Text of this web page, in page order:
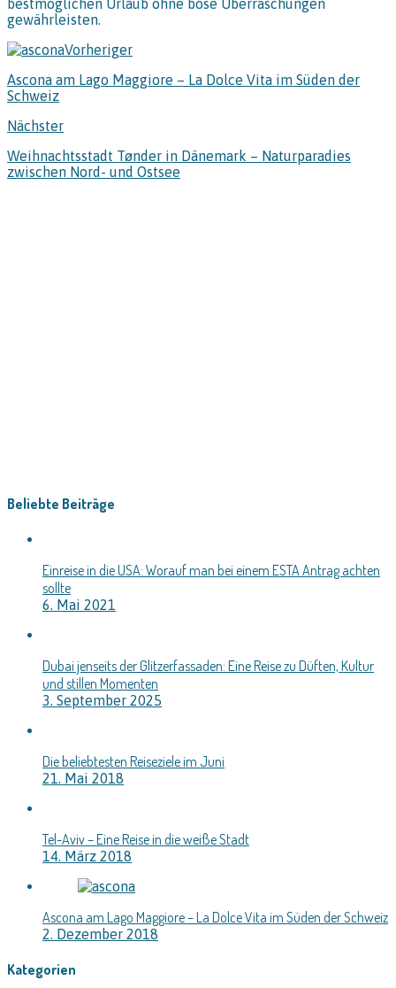
bestmöglichen Urlaub ohne böse Überraschungen
gewährleisten.
Vorheriger
Ascona am Lago Maggiore – La Dolce Vita im Süden der
Schweiz
Nächster
Weihnachtsstadt Tønder in Dänemark – Naturparadies
zwischen Nord- und Ostsee
Beliebte Beiträge
Einreise in die USA: Worauf man bei einem ESTA Antrag achten
sollte
6. Mai 2021
Dubai jenseits der Glitzerfassaden: Eine Reise zu Düften, Kultur
und stillen Momenten
3. September 2025
Die beliebtesten Reiseziele im Juni
21. Mai 2018
Tel-Aviv – Eine Reise in die weiße Stadt
14. März 2018
Ascona am Lago Maggiore – La Dolce Vita im Süden der Schweiz
2. Dezember 2018
Kategorien